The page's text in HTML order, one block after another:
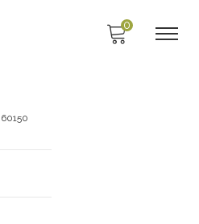
0
60150